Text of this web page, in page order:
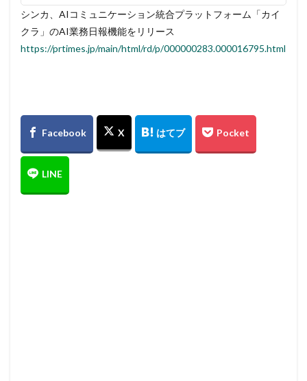
シンカ、AIコミュニケーション統合プラットフォーム「カイ
クラ」のAI業務日報機能をリリース
https://prtimes.jp/main/html/rd/p/000000283.000016795.html